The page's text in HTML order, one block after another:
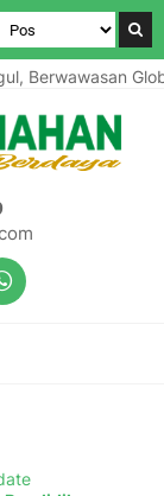
Berwawasan